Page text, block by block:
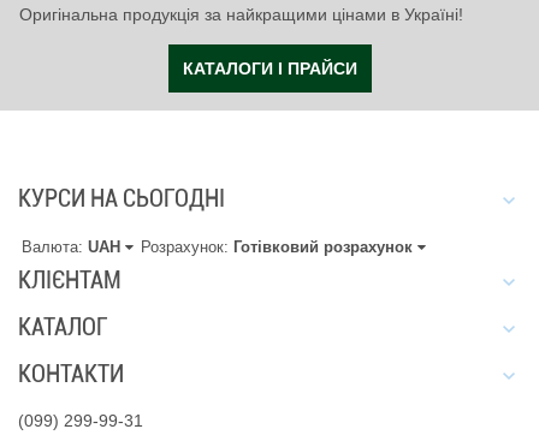
Оригінальна продукція за найкращими цінами в Україні!
КАТАЛОГИ І ПРАЙСИ
КУРСИ НА СЬОГОДНІ
Валюта: UAH Розрахунок: Готівковий розрахунок
КЛІЄНТАМ
КАТАЛОГ
КОНТАКТИ
(099) 299-99-31